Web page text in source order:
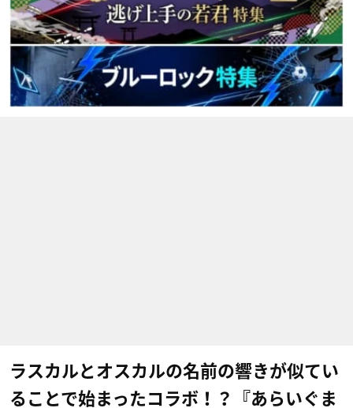
ラスカルとオスカルの名前の響きが似てい
ることで始まったコラボ！？『あらいぐま